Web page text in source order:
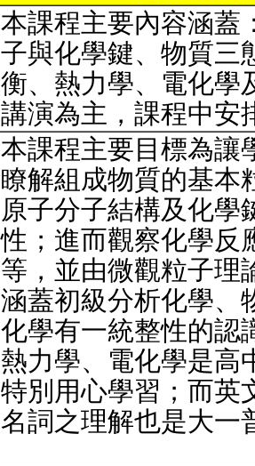
本課程主要內容涵蓋
子與化學鍵、物質三
衡、熱力學、電化學
講演為主，課程中
本課程主要目標為讓
瞭解組成物質的基本
原子分子結構及化學
性；進而觀察化學反
等，並由微觀粒子理
涵蓋初級分析化學、
化學有一統整性的認
熱力學、電化學是高
特別用心學習；而英
名詞之理解也是大一